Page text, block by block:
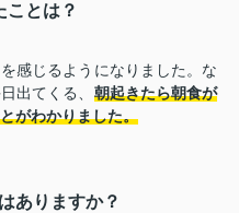
とは？
感じるようになりました。な
出てくる、 朝起きたら朝食が
がわかりました。
ありますか？